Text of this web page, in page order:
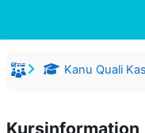
Kanu Quali
Kursinformation